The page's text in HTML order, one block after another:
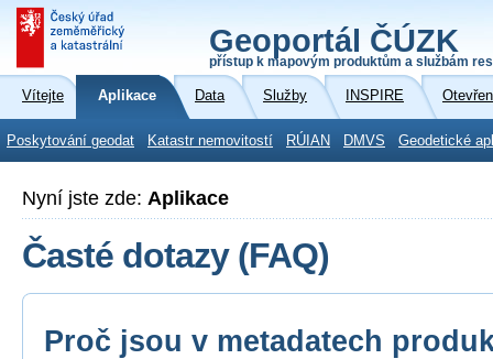
Geoportál ČÚZK
přístup k mapovým produktům a službám
Vítejte Aplikace Data Služby INSPIRE
Poskytování geodat Katastr nemovitostí RÚIAN DMVS Geodetické
Nyní jste zde: Aplikace
Časté dotazy (FAQ)
Proč jsou v metadatech